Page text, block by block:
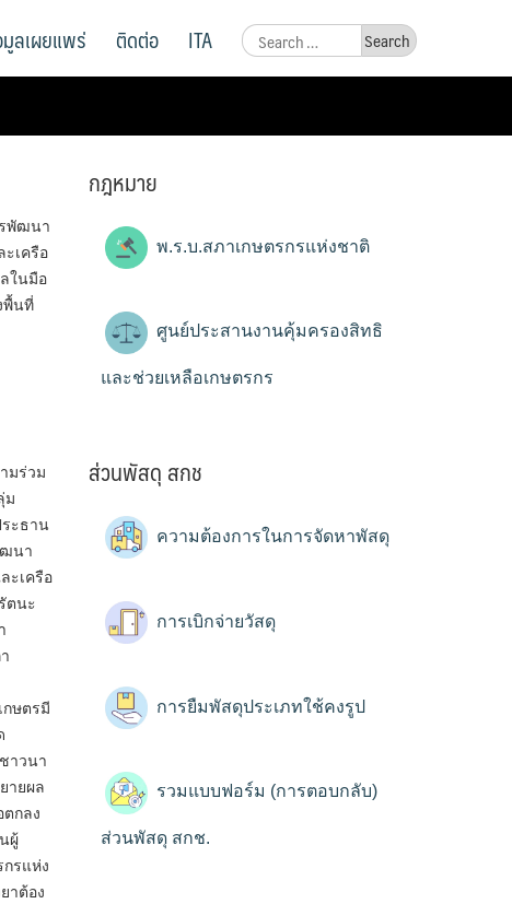
Search
for:
ลเผยแพร่ ติดต่อ ITA
รพัฒนา
เครือ
ในมือ
พื้นที่
มร่วม
ม
ะธาน
ฒนา
ะเครือ
ตนะ
กษตรมี
าวนา
ายผล
ตกลง
ผู้
ร​แห่ง
าต้อง
กฎหมาย
พ.ร.บ.สภาเกษตรกรแห่งชาติ
ศูนย์ประสานงานคุ้มครองสิทธิ
และช่วยเหลือเกษตรกร
ส่วนพัสดุ สกช
ความต้องการในการจัดหาพัสดุ
การเบิกจ่ายวัสดุ
การยืมพัสดุประเภทใช้คงรูป
รวมแบบฟอร์ม (การตอบกลับ)
ส่วนพัสดุ สกช.